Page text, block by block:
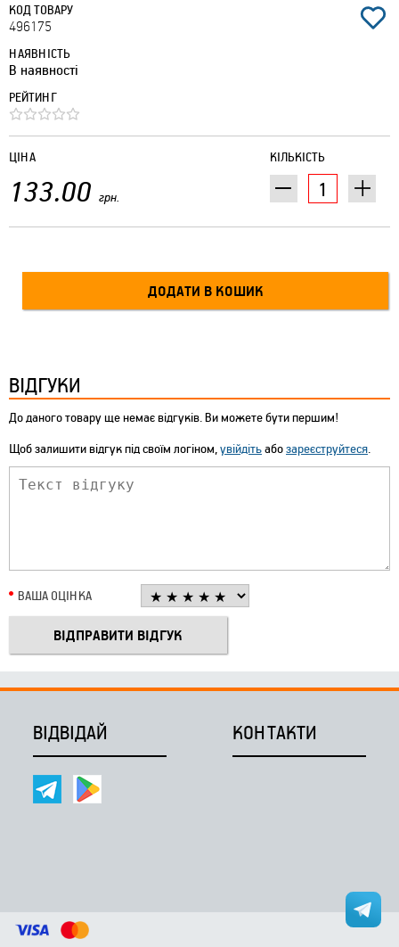
КОД ТОВАРУ
496175
НАЯВНІСТЬ
В наявності
РЕЙТИНГ
КІЛЬКІСТЬ
ЦІНА
133.00 грн.
ВІДГУКИ
До даного товару ще немає відгуків. Ви можете бути першим!
Щоб залишити відгук під своїм логіном,увійдітьабозареєструйтеся.
ВАША ОЦІНКА
ВІДВІДАЙ КОНТАКТИ